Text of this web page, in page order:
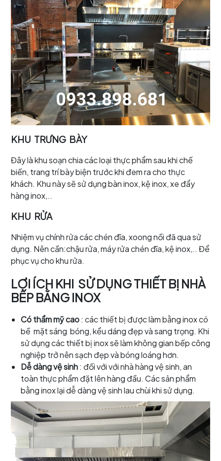
KHU TRƯNG BÀY
Đây là khu soạn chia các loại thực phẩm sau khi chế
biến, trang trí bày biện trước khi đem ra cho thực
khách. Khu này sẽ sử dụng bàn inox, kệ inox, xe đẩy
hàng inox,..
KHU RỬA
Nhiệm vụ chính rửa các chén đĩa, xoong nồi đã qua sử
dụng. Nên cần:chậu rửa, máy rửa chén đĩa, kệ inox,.. Để
phục vụ cho khu rửa.
LỢI ÍCH KHI SỬ DỤNG THIẾT BỊ NHÀ
BẾP BẰNG INOX
Có thẩm mỹ cao: các thiết bị được làm bằng inox có
bề mặt sáng bóng, kểu dáng đẹp và sang trọng. Khi
sử dụng các thiết bị inox sẽ làm không gian bếp công
nghiệp trở nên sạch đẹp và bóng loáng hơn.
Dễ dàng vệ sinh: đối với với nhà hàng vệ sinh, an
toàn thực phẩm đặt lên hàng đầu. Các sản phẩm
bằng inox lại dễ dàng vệ sinh lau chùi khi sử dụng.